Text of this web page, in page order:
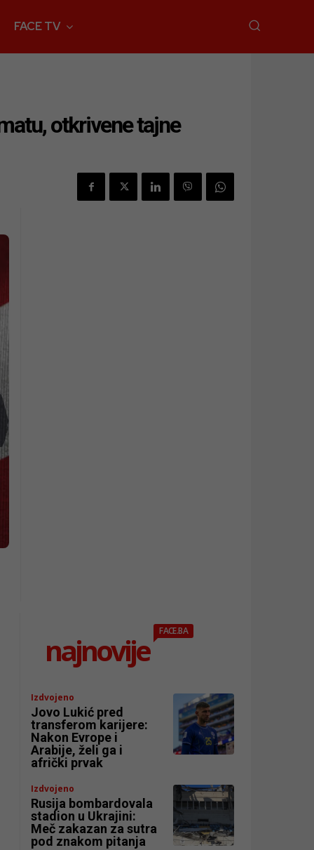
FACE TV
otkrivene tajne
najnovije
FACE.BA
Izdvojeno
Jovo Lukić pred
transferom karijere:
Nakon Evrope i
Arabije, želi ga i
afrički prvak
Izdvojeno
Rusija bombardovala
stadion u Ukrajini:
Meč zakazan za sutra
pod znakom pitanja